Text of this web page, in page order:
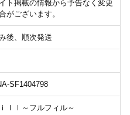
ト掲載の情報から予告なく変更
がございます。
後、順次発送
SF1404798
ｌｌ～フルフィル～